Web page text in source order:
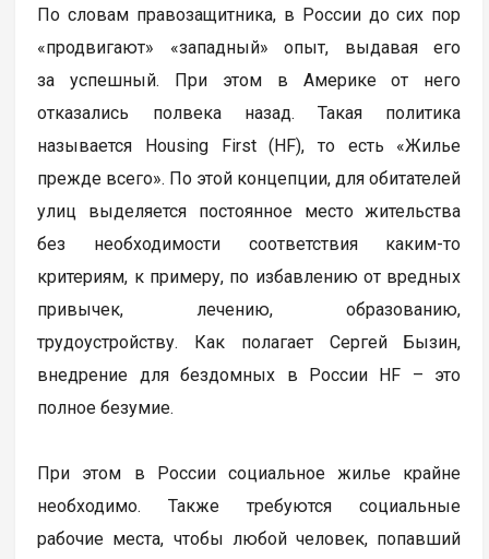
По словам правозащитника, в России до сих пор
«продвигают» «западный» опыт, выдавая его
за успешный. При этом в Америке от него
отказались полвека назад. Такая политика
называется Housing First (HF), то есть «Жилье
прежде всего». По этой концепции, для обитателей
улиц выделяется постоянное место жительства
без необходимости соответствия каким-то
критериям, к примеру, по избавлению от вредных
привычек, лечению, образованию,
трудоустройству. Как полагает Сергей Бызин,
внедрение для бездомных в России НF – это
полное безумие.
При этом в России социальное жилье крайне
необходимо. Также требуются социальные
рабочие места, чтобы любой человек, попавший